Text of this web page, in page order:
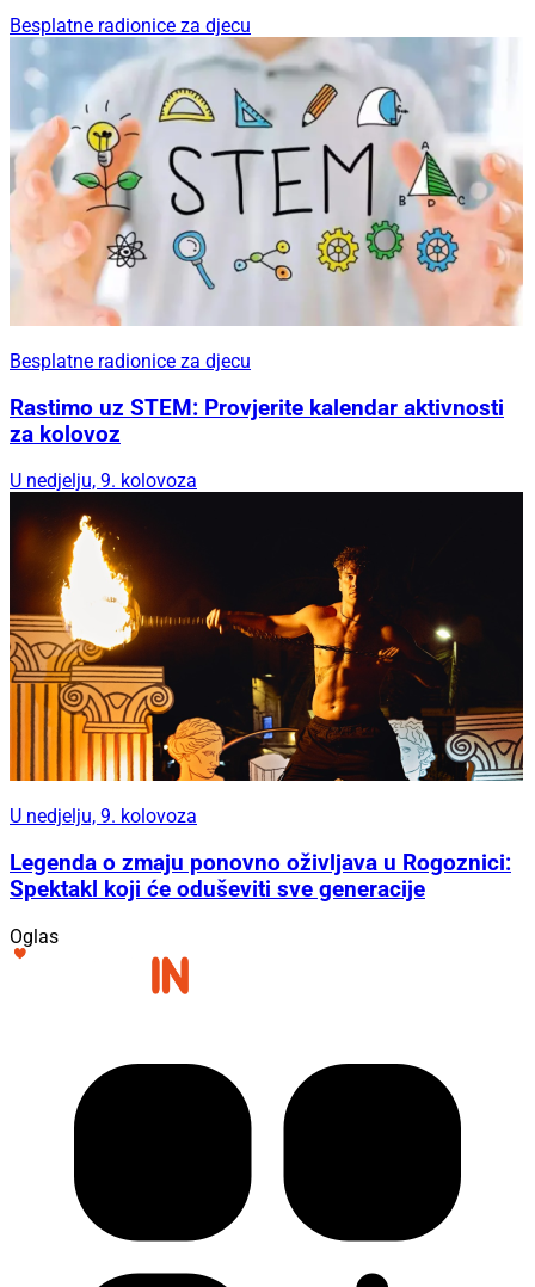
Besplatne radionice za djecu
Besplatne radionice za djecu
Rastimo uz STEM: Provjerite kalendar aktivnosti
za kolovoz
U nedjelju, 9. kolovoza
U nedjelju, 9. kolovoza
Legenda o zmaju ponovno oživljava u Rogoznici:
Spektakl koji će oduševiti sve generacije
Oglas